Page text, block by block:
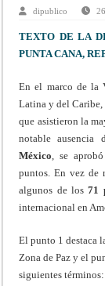
dipublico
TEXTO DE LA
PUNTA CANA,
En el marco de la
Latina y del Caribe,
que asistieron la
notable ausencia
México, se
puntos. En vez de
algunos de los71
internacional en
El punto 1 destaca
Zona de Paz y el
siguientes términos: